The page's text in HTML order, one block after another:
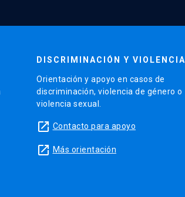
DISCRIMINACIÓN Y VIOLENCIA
Orientación y apoyo en casos de
discriminación, violencia de género o
violencia sexual.
launch Contacto para apoyo
launch Más orientación